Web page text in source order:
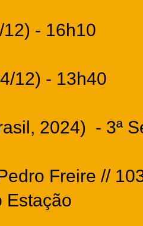
- 16h10
12) - 13h40
2024) - 3ª
Freire //
Estação